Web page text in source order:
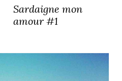
Sardaigne mon
amour #1